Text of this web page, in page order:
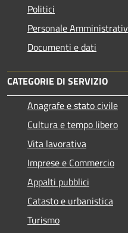
Politici
Personale
Documenti e dati
CATEGORIE DI SERVIZIO
Anagrafe e stato civile
Cultura e tempo libero
Vita lavorativa
Imprese e Commercio
Appalti pubblici
Catasto e urbanistica
Turismo